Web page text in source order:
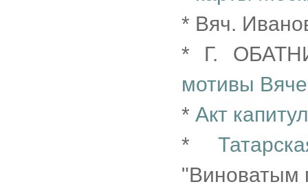
* Вяч.
* Г.
мотивы
* Акт
*
"Виноватым